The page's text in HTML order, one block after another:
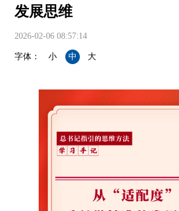
发展思维
2026-02-06 08:57:14
字体： 小 中 大